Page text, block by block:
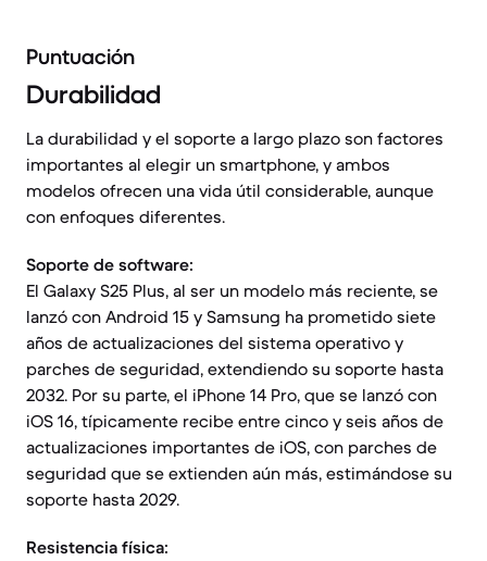
Puntuación
Durabilidad
La durabilidad y el soporte a largo plazo son factores
importantes al elegir un smartphone, y ambos
modelos ofrecen una vida útil considerable, aunque
con enfoques diferentes.
Soporte de software:
El Galaxy S25 Plus, al ser un modelo más reciente, se
lanzó con Android 15 y Samsung ha prometido siete
años de actualizaciones del sistema operativo y
parches de seguridad, extendiendo su soporte hasta
2032. Por su parte, el iPhone 14 Pro, que se lanzó con
iOS 16, típicamente recibe entre cinco y seis años de
actualizaciones importantes de iOS, con parches de
seguridad que se extienden aún más, estimándose su
soporte hasta 2029.
Resistencia física: